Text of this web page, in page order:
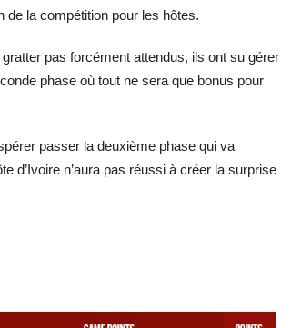
de la compétition pour les hôtes.
pas forcément attendus, ils ont su gérer
phase où tout ne sera que bonus pour
passer la deuxième phase qui va
d’Ivoire n’aura pas réussi à créer la surprise